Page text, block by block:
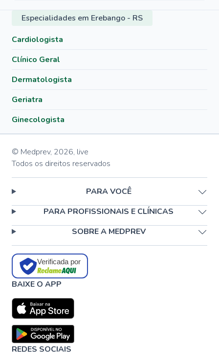
Especialidades em Erebango - RS
Cardiologista
Clínico Geral
Dermatologista
Geriatra
Ginecologista
© Medprev, 2026, live
Todos os direitos reservados
PARA VOCÊ
PARA PROFISSIONAIS E CLÍNICAS
SOBRE A MEDPREV
Verificada por
BAIXE O APP
REDES SOCIAIS